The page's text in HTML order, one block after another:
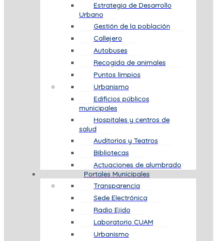
Estrategia de Desarrollo
Urbano
Gestión de la población
Callejero
Autobuses
Recogida de animales
Puntos limpios
Urbanismo
Edificios públicos
municipales
Hospitales y centros de
salud
Auditorios y Teatros
Bibliotecas
Actuaciones de alumbrado
Portales Municipales
Transparencia
Sede Electrónica
Radio Ejido
Laboratorio CUAM
Urbanismo